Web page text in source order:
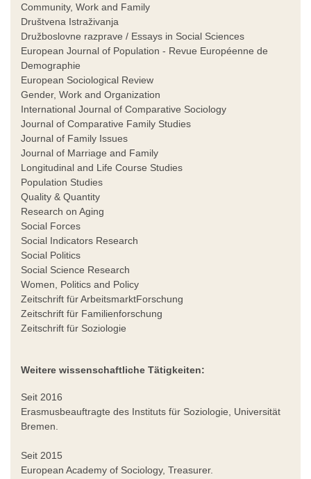
Community, Work and Family
Društvena Istraživanja
Družboslovne razprave / Essays in Social Sciences
European Journal of Population - Revue Européenne de
Demographie
European Sociological Review
Gender, Work and Organization
International Journal of Comparative Sociology
Journal of Comparative Family Studies
Journal of Family Issues
Journal of Marriage and Family
Longitudinal and Life Course Studies
Population Studies
Quality & Quantity
Research on Aging
Social Forces
Social Indicators Research
Social Politics
Social Science Research
Women, Politics and Policy
Zeitschrift für ArbeitsmarktForschung
Zeitschrift für Familienforschung
Zeitschrift für Soziologie
Weitere wissenschaftliche Tätigkeiten:
Seit 2016
Erasmusbeauftragte des Instituts für Soziologie, Universität
Bremen.
Seit 2015
European Academy of Sociology, Treasurer.